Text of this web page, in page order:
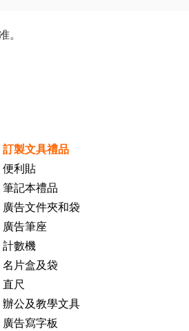
。
訂製文具禮品
便利貼
筆記本禮品
廣告文件夾和袋
廣告筆座
計數機
名片盒及袋
直尺
辦公及教學文具
廣告寫字板